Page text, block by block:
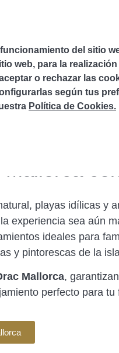
DRAC ALQUILA
playas idílicas y
experiencia sea aún
ideales para
y pintorescas de la
Mallorca,
perfecto para tu
del sitio
web, para la
o rechazar las
según tus
Política de Cookies.